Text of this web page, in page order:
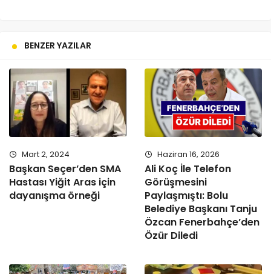
BENZER YAZILAR
Mart 2, 2024
Başkan Seçer’den SMA
Hastası Yiğit Aras için
dayanışma örneği
Haziran 16, 2026
Ali Koç İle Telefon
Görüşmesini
Paylaşmıştı: Bolu
Belediye Başkanı Tanju
Özcan Fenerbahçe’den
Özür Diledi